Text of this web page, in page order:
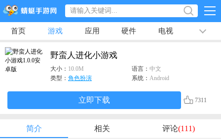
首页 游戏 应用 硬件 电视 排行榜
专题
野蛮人进化小游戏
大小： 10.0M 语言： 中文
类型： 角色扮演 系统： Android
立即下载 7311
简介 相关 评论(111)